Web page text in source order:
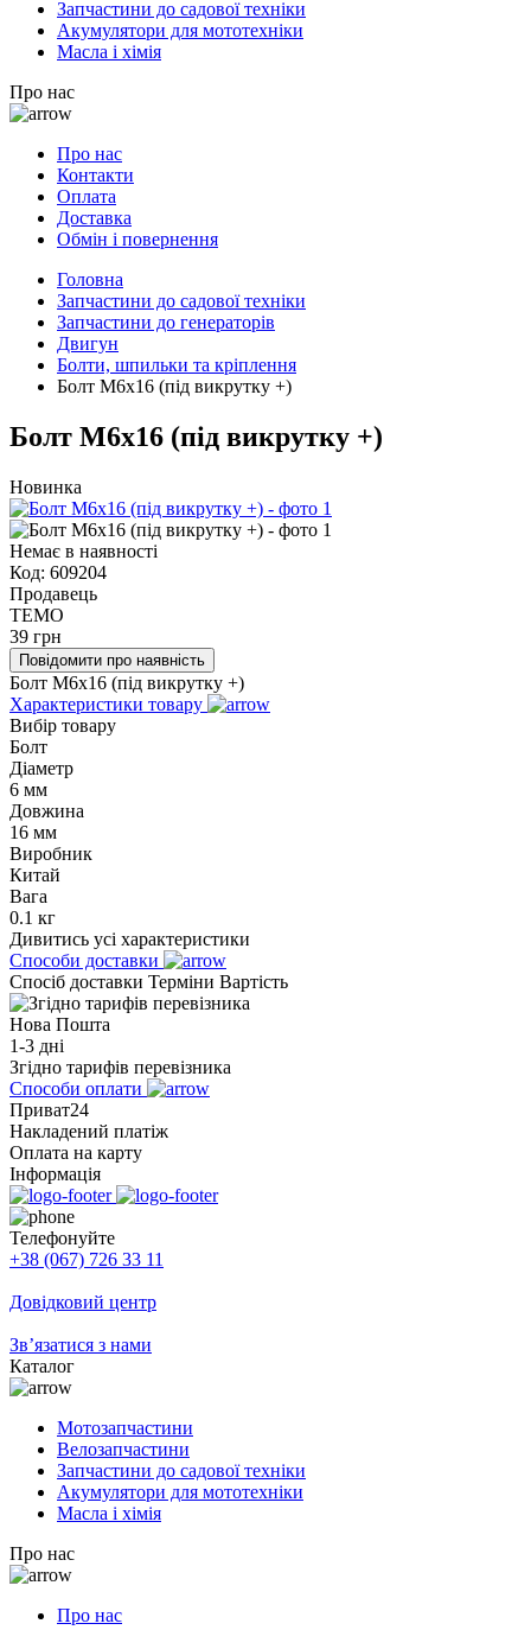
Запчастини до садової техніки
Акумулятори для мототехніки
Масла і хімія
Про нас
Про нас
Контакти
Оплата
Доставка
Обмін і повернення
Головна
Запчастини до садової техніки
Запчастини до генераторів
Двигун
Болти, шпильки та кріплення
Болт M6x16 (під викрутку +)
Болт M6x16 (під викрутку +)
Новинка
Немає в наявності
Код: 609204
Продавець
TEMO
39 грн
Повідомити про наявність
Болт M6x16 (під викрутку +)
Характеристики товару
Вибір товару
Болт
Діаметр
6 мм
Довжина
16 мм
Виробник
Китай
Вага
0.1 кг
Дивитись усі характеристики
Способи доставки
Спосіб доставки Терміни Вартість
Нова Пошта
1-3 дні
Згідно тарифів перевізника
Способи оплати
Приват24
Накладений платіж
Оплата на карту
Інформація
Телефонуйте
+38 (067) 726 33 11
Довідковий центр
Зв’язатися з нами
Каталог
Мотозапчастини
Велозапчастини
Запчастини до садової техніки
Акумулятори для мототехніки
Масла і хімія
Про нас
Про нас